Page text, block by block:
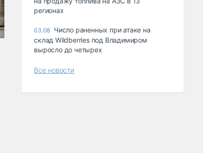
регионах
03.08 Число раненных при атаке на
склад Wildberries под Владимиром
выросло до четырех
Все новости